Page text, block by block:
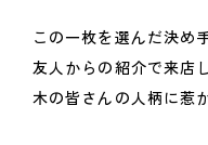
この一枚を選んだ決め
友人からの紹介で来店
木の皆さんの人柄に惹